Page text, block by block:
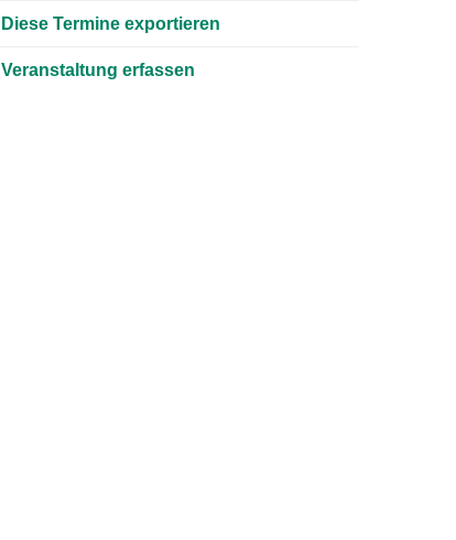
Diese Termine exportieren
Veranstaltung erfassen